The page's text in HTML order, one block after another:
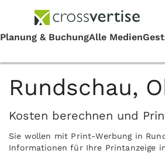
Rundschau,
Kosten berechnen und
Sie wollen mit Print-Werbung in
Informationen für Ihre Printanzeige